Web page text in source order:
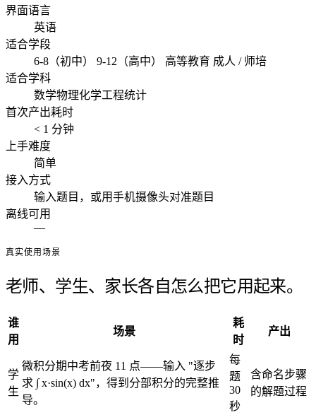
界面语言
英语
适合学段
6-8（初中） 9-12（高中） 高等教育 成人 / 师培
适合学科
数学物理化学工程统计
首次产出耗时
< 1 分钟
上手难度
简单
接入方式
输入题目，或用手机摄像头对准题目
离线可用
—
真实使用场景
老师、学生、家长各自怎么把它用起来。
谁
用
场景
耗
时
产出
学
生
微积分期中考前夜 11 点——输入 "逐步
求 ∫ x·sin(x) dx"，得到分部积分的完整推
导。
每
题
30
秒
含命名步骤
的解题过程